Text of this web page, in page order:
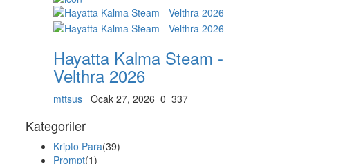
Hayatta Kalma Steam -
Velthra 2026
mttsus Ocak 27, 2026 0 337
Kategoriler
Kripto Para(39)
Prompt(1)